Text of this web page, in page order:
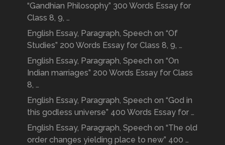
“Gandhian Philosophy” 300 Words Essay for
Class 8, 9, …
English Essay, Paragraph, Speech on “Of
Studies” 200 Words Essay for Class 8, 9, …
English Essay, Paragraph, Speech on “On
Indian marriages” 200 Words Essay for Class
8, …
English Essay, Paragraph, Speech on “God in
this godless universe” 400 Words Essay for …
English Essay, Paragraph, Speech on “The old
order changes yielding place to new” 400 …